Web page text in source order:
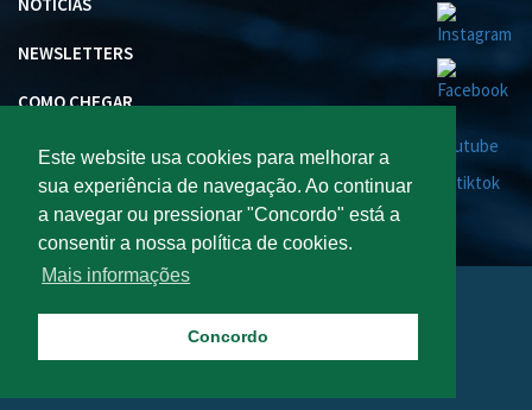
Este website usa cookies para melhorar a
sua experiência de navegação. Ao continuar
a navegar ou pressionar "Concordo" está a
consentir a nossa política de cookies.
Mais informações
Concordo
NEWSLETTERS
COMO CHEGAR
INVESTIR EM ESPOSENDE